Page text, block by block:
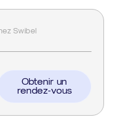
Swibel
Obtenir un
rendez-vous